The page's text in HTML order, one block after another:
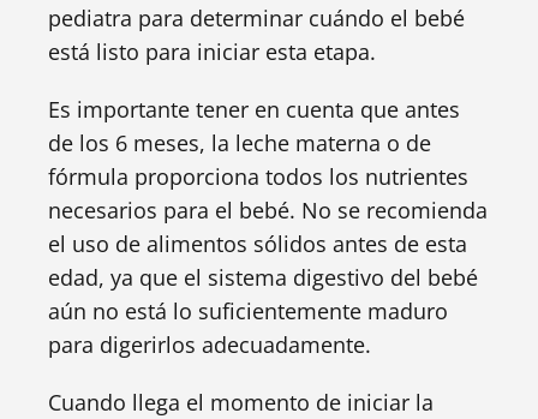
pediatra para determinar cuándo el bebé
está listo para iniciar esta etapa.
Es importante tener en cuenta que antes
de los 6 meses, la leche materna o de
fórmula proporciona todos los nutrientes
necesarios para el bebé. No se recomienda
el uso de alimentos sólidos antes de esta
edad, ya que el sistema digestivo del bebé
aún no está lo suficientemente maduro
para digerirlos adecuadamente.
Cuando llega el momento de iniciar la